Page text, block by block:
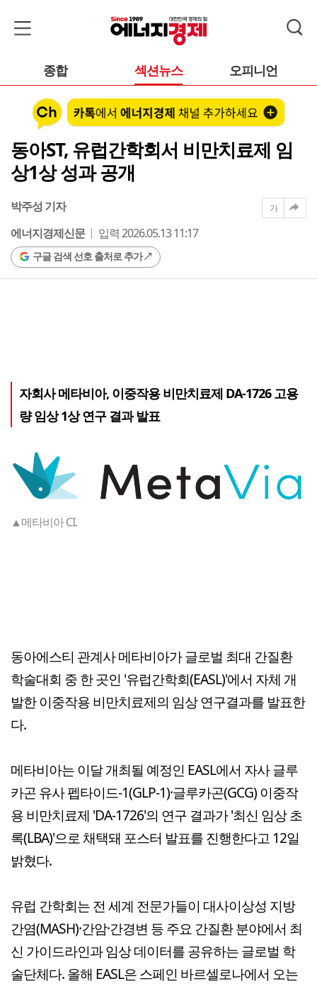
종합 섹션뉴스 오피니언
동아ST, 유럽간학회서 비만치료제 임
상1상 성과 공개
박주성 기자
에너지경제신문
입력 2026.05.13 11:17
구글 검색 선호 출처로 추가
가
자회사 메타비아, 이중작용 비만치료제 DA-1726 고용
량 임상 1상 연구 결과 발표
▲메타비아 CI.
동아에스티 관계사 메타비아가 글로벌 최대 간질환
학술대회 중 한 곳인 '유럽간학회(EASL)'에서 자체 개
발한 이중작용 비만치료제의 임상 연구결과를 발표한
다.
메타비아는 이달 개최될 예정인 EASL에서 자사 글루
카곤 유사 펩타이드-1(GLP-1)·글루카곤(GCG) 이중작
용 비만치료제 'DA-1726'의 연구 결과가 '최신 임상 초
록(LBA)'으로 채택돼 포스터 발표를 진행한다고 12일
밝혔다.
유럽 간학회는 전 세계 전문가들이 대사이상성 지방
간염(MASH)·간암·간경변 등 주요 간질환 분야에서 최
신 가이드라인과 임상 데이터를 공유하는 글로벌 학
술단체다. 올해 EASL은 스페인 바르셀로나에서 오는